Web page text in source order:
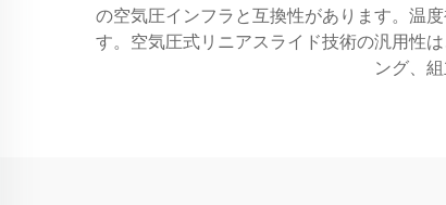
の空気圧インフラと互換性があります。温
す。空気圧式リニアスライド技術の汎用性
ング、